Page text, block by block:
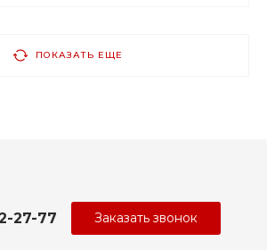
ПОКАЗАТЬ ЕЩЕ
27-77 Заказать звонок